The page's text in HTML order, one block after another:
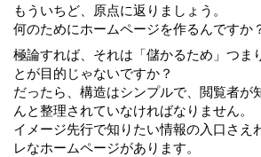
もういちど、原点に返りましょう。
何のためにホームページを作るんですか
極論すれば、それは「儲かるため」つま
とが目的じゃないですか？
だったら、構造はシンプルで、閲覧者が
んと整理されていなければなりません。
イメージ先行で知りたい情報の入口さえ
レなホームページがあります。